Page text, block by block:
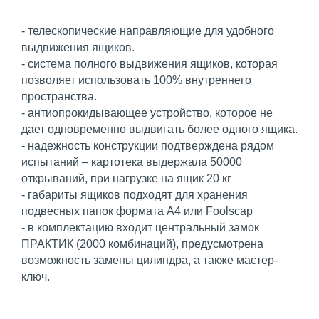
- телескопические направляющие для удобного
выдвижения ящиков.
- система полного выдвижения ящиков, которая
позволяет использовать 100% внутреннего
пространства.
- антиопрокидывающее устройство, которое не
дает одновременно выдвигать более одного ящика.
- надежность конструкции подтверждена рядом
испытаний – картотека выдержала 50000
открываний, при нагрузке на ящик 20 кг
- габариты ящиков подходят для хранения
подвесных папок формата А4 или Foolscap
- в комплектацию входит центральный замок
ПРАКТИК (2000 комбинаций), предусмотрена
возможность замены цилиндра, а также мастер-
ключ.